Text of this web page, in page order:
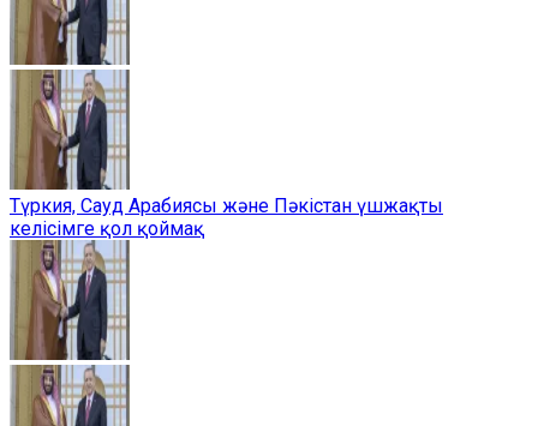
Түркия, Сауд Арабиясы және Пәкістан үшжақты
келісімге қол қоймақ